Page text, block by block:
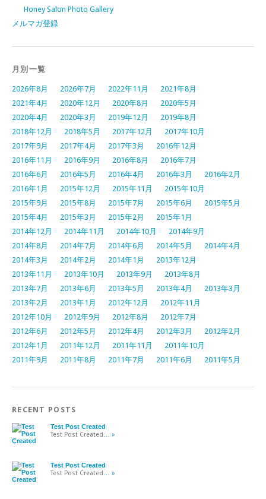
Honey Salon Photo Gallery
メルマガ登録
月別一覧
2026年8月 2026年7月 2022年11月
2021年8月
2021年4月
2020年12月 2020年8月
2020年5月
2020年4月
2020年3月 2019年12月
2019年8月
2018年12月
2018年5月 2017年12月
2017年10月
2017年9月
2017年4月 2017年3月
2016年12月
2016年11月
2016年9月 2016年8月
2016年7月
2016年6月
2016年5月 2016年4月 2016年3月
2016年2月
2016年1月
2015年12月 2015年11月
2015年10月
2015年9月
2015年8月 2015年7月 2015年6月
2015年5月
2015年4月
2015年3月 2015年2月
2015年1月
2014年12月
2014年11月 2014年10月
2014年9月
2014年8月
2014年7月 2014年6月 2014年5月
2014年4月
2014年3月
2014年2月 2014年1月
2013年12月
2013年11月
2013年10月 2013年9月
2013年8月
2013年7月
2013年6月 2013年5月 2013年4月
2013年3月
2013年2月
2013年1月 2012年12月
2012年11月
2012年10月
2012年9月 2012年8月
2012年7月
2012年6月
2012年5月 2012年4月 2012年3月
2012年2月
2012年1月
2011年12月 2011年11月
2011年10月
2011年9月
2011年8月 2011年7月 2011年6月 2011年5月
RECENT POSTS
Test Post Created
Test Post Created … »
Test Post Created
Test Post Created … »